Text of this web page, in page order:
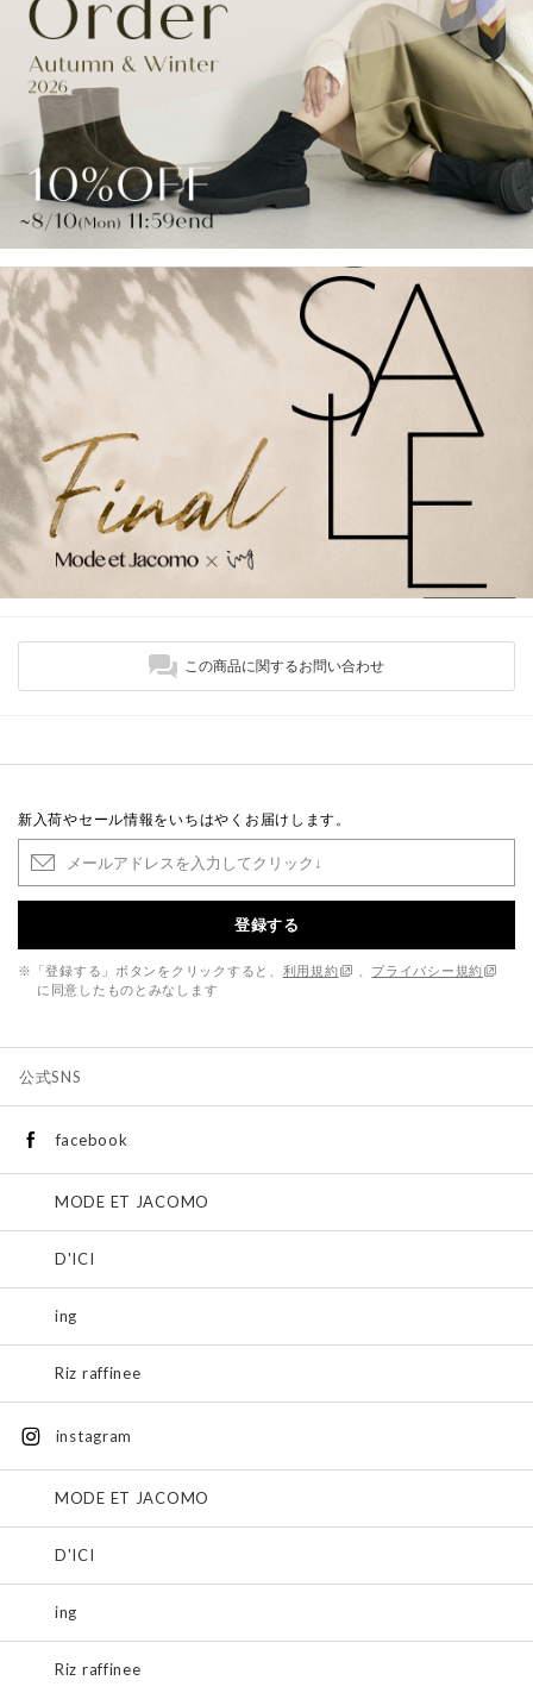
この商品に関するお問い合わせ
新入荷やセール情報をいちはやくお届けします。
登録する
※「登録する」ボタンをクリックすると、 利用規約
プライバシー規約
に同意したものとみなします
公式SNS
facebook
MODE ET JACOMO
D'ICI
ing
Riz raffinee
instagram
MODE ET JACOMO
D'ICI
ing
Riz raffinee